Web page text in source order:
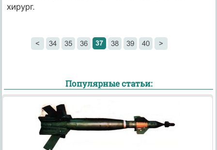
хирург.
< 34 35 36 37 38 39 40 >
Популярные статьи: